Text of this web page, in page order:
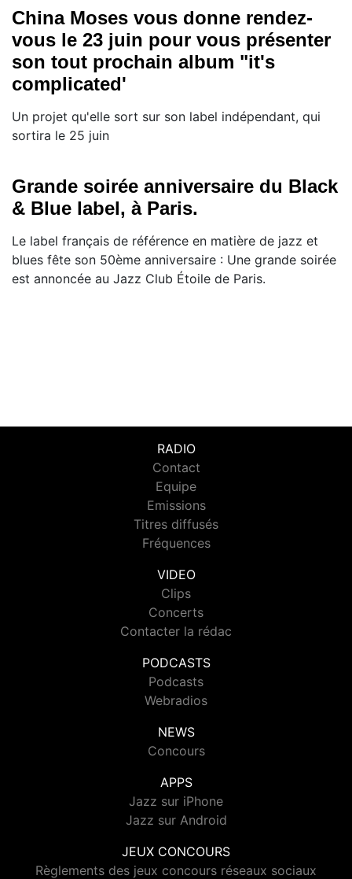
China Moses vous donne rendez-
vous le 23 juin pour vous présenter
son tout prochain album "it's
complicated'
Un projet qu'elle sort sur son label indépendant, qui
sortira le 25 juin
Grande soirée anniversaire du Black
& Blue label, à Paris.
Le label français de référence en matière de jazz et
blues fête son 50ème anniversaire : Une grande soirée
est annoncée au Jazz Club Étoile de Paris.
RADIO
Contact
Equipe
Emissions
Titres diffusés
Fréquences
VIDEO
Clips
Concerts
Contacter la rédac
PODCASTS
Podcasts
Webradios
NEWS
Concours
APPS
Jazz sur iPhone
Jazz sur Android
JEUX CONCOURS
Règlements des jeux concours réseaux sociaux